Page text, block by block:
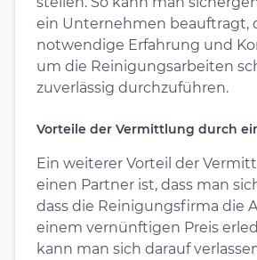
ein Unternehmen beauftragt,
notwendige Erfahrung und
um die Reinigungsarbeiten
zuverlässig durchzuführen.
Vorteile der Vermittlung durch
Ein weiterer Vorteil der
einen Partner ist, dass man
dass die Reinigungsfirma die
einem vernünftigen Preis
kann man sich darauf